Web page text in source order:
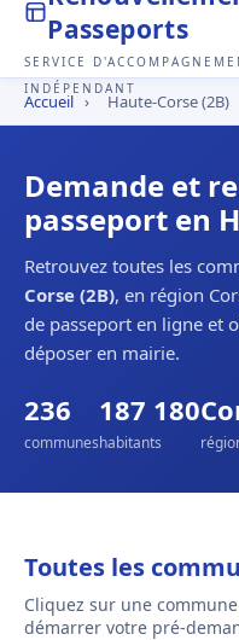
Passeports
SERVICE
INDÉPENDANT
Accueil › Haute-Corse (2B)
Demande et
passeport en
Retrouvez toutes les
Corse (2B), en région
de passeport en ligne et
déposer en mairie.
236
communes
187 180
habitants
Toutes les
Cliquez sur une
démarrer votre pré-